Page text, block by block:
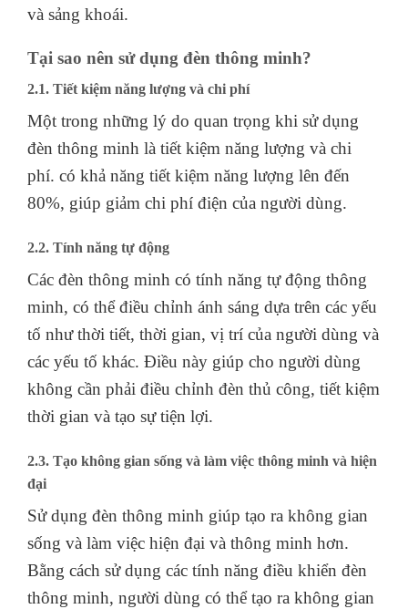
và sảng khoái.
Tại sao nên sử dụng đèn thông minh?
2.1. Tiết kiệm năng lượng và chi phí
Một trong những lý do quan trọng khi sử dụng
đèn thông minh là tiết kiệm năng lượng và chi
phí. có khả năng tiết kiệm năng lượng lên đến
80%, giúp giảm chi phí điện của người dùng.
2.2. Tính năng tự động
Các đèn thông minh có tính năng tự động thông
minh, có thể điều chỉnh ánh sáng dựa trên các yếu
tố như thời tiết, thời gian, vị trí của người dùng và
các yếu tố khác. Điều này giúp cho người dùng
không cần phải điều chỉnh đèn thủ công, tiết kiệm
thời gian và tạo sự tiện lợi.
2.3. Tạo không gian sống và làm việc thông minh và hiện
đại
Sử dụng đèn thông minh giúp tạo ra không gian
sống và làm việc hiện đại và thông minh hơn.
Bằng cách sử dụng các tính năng điều khiển đèn
thông minh, người dùng có thể tạo ra không gian